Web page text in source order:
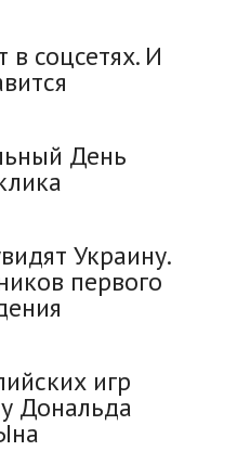
в соцсетях. И
День
Украину.
первого
игр
Дональда